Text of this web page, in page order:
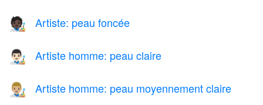
🧑🏿‍🎨 Artiste: peau foncée
👨🏻‍🎨 Artiste homme: peau claire
👨🏼‍🎨 Artiste homme: peau moyennement claire